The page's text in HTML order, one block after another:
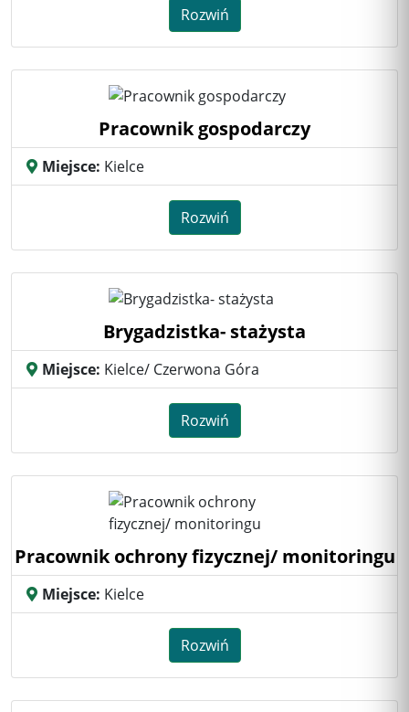
Rozwiń
Pracownik gospodarczy
Miejsce: Kielce
Rozwiń
Brygadzistka- stażysta
Miejsce: Kielce/ Czerwona Góra
Rozwiń
Pracownik ochrony fizycznej/ monitoringu
Miejsce: Kielce
Rozwiń